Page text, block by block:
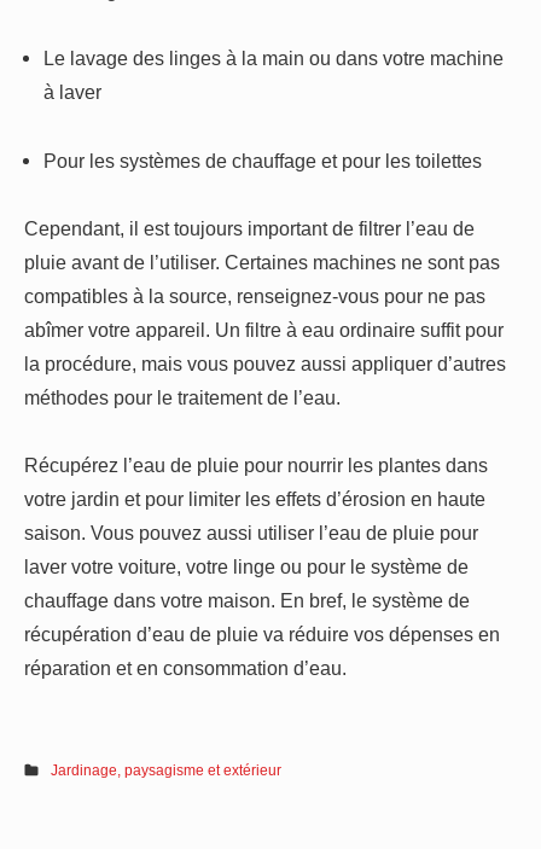
Le lavage des linges à la main ou dans votre machine
à laver
Pour les systèmes de chauffage et pour les toilettes
Cependant, il est toujours important de filtrer l’eau de
pluie avant de l’utiliser. Certaines machines ne sont pas
compatibles à la source, renseignez-vous pour ne pas
abîmer votre appareil. Un filtre à eau ordinaire suffit pour
la procédure, mais vous pouvez aussi appliquer d’autres
méthodes pour le traitement de l’eau.
Récupérez l’eau de pluie pour nourrir les plantes dans
votre jardin et pour limiter les effets d’érosion en haute
saison. Vous pouvez aussi utiliser l’eau de pluie pour
laver votre voiture, votre linge ou pour le système de
chauffage dans votre maison. En bref, le système de
récupération d’eau de pluie va réduire vos dépenses en
réparation et en consommation d’eau.
Jardinage, paysagisme et extérieur